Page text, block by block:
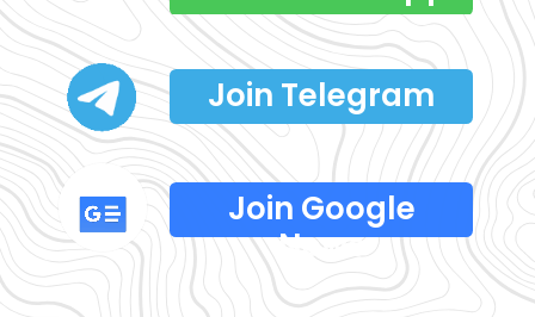
Join Telegram
Join Google
News